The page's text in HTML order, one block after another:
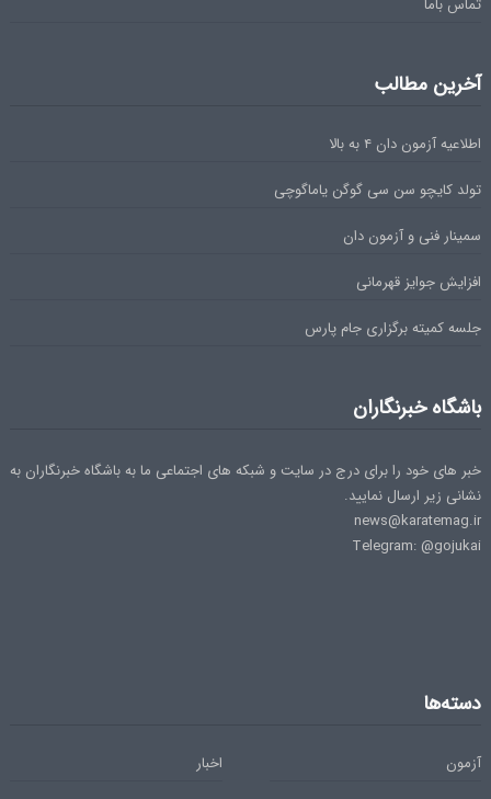
آخرین مطالب
اطلاعیه آزمون دان ۴ به بالا
تولد کایچو سن سی گوگن یاماگوچی
سمینار فنی و آزمون دان
افزایش جوایز قهرمانی
جلسه کمیته برگزاری جام پارس
باشگاه خبرنگاران
خبر های خود را برای درج در سایت و شبکه های اجتماعی ما به باشگاه خبرنگاران به
نشانی زیر ارسال نمایید.
news@karatemag.ir
Telegram: @gojukai
دسته‌ها
آزمون
اخبار